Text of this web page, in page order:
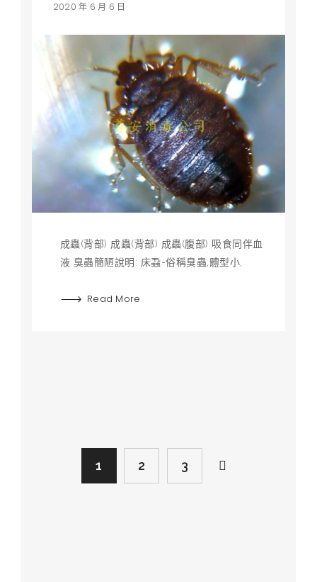
2020 年 6 月 6 日
成蟲(背部) 成蟲(背部) 成蟲(腹部) 吸食同伴血
液 臭蟲簡陋說明: 床蝨-俗稱臭蟲,體型小,
Read More
1 2 3